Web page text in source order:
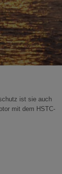
ist sie auch
mit dem HSTC-